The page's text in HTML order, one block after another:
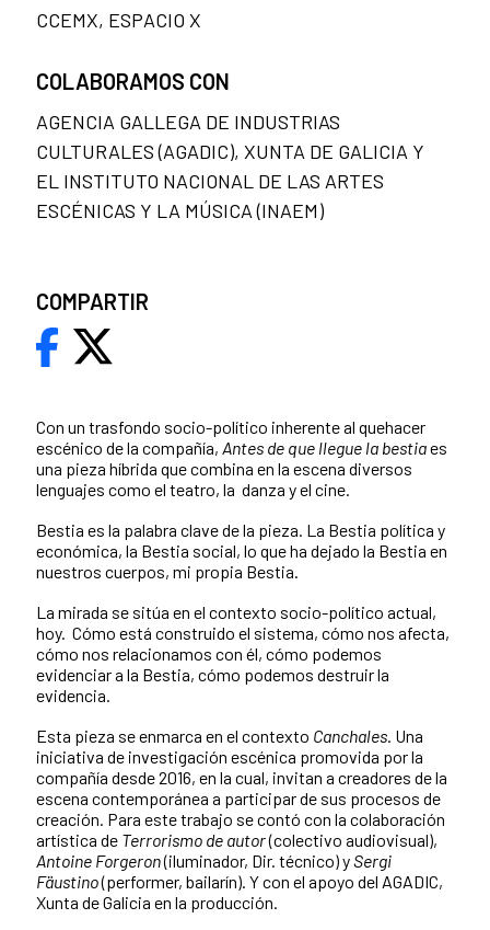
Con un trasfondo socio-político inherente al quehacer
escénico de la compañía, Antes de que llegue la bestiaes
una pieza híbrida que combina en la escena diversos
lenguajes como el teatro, la danza y el cine.
Bestia es la palabra clave de la pieza. La Bestia política y
económica, la Bestia social, lo que ha dejado la Bestia en
nuestros cuerpos, mi propia Bestia.
La mirada se sitúa en el contexto socio-político actual,
hoy. Cómo está construido el sistema, cómo nos afecta,
cómo nos relacionamos con él, cómo podemos
evidenciar a la Bestia, cómo podemos destruir la
evidencia.
Esta pieza se enmarca en el contexto Canchales. Una
iniciativa de investigación escénica promovida por la
compañía desde 2016, en la cual, invitan a creadores de la
escena contemporánea a participar de sus procesos de
creación. Para este trabajo se contó con la colaboración
artística de Terrorismo de autor(colectivo audiovisual),
Antoine Forgeron(iluminador, Dir. técnico) ySergi
Fäustino(performer, bailarín). Y con el apoyo del AGADIC,
Xunta de Galicia en la producción.
CCEMX, ESPACIO X
COLABORAMOS CON
AGENCIA GALLEGA DE INDUSTRIAS
CULTURALES (AGADIC), XUNTA DE GALICIA Y
EL INSTITUTO NACIONAL DE LAS ARTES
ESCÉNICAS Y LA MÚSICA (INAEM)
COMPARTIR